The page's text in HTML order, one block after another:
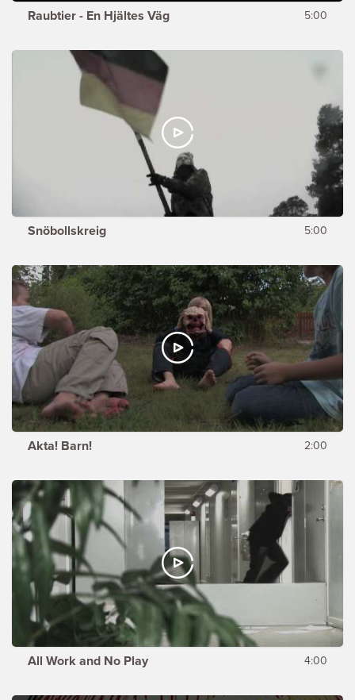
Raubtier - En Hjältes Väg 5:00
Snöbollskreig 5:00
Akta! Barn! 2:00
All Work and No Play 4:00